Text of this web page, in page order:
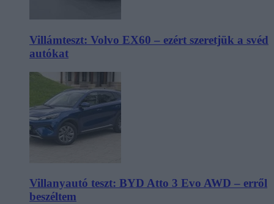
Villámteszt: Volvo EX60 – ezért szeretjük a svéd
autókat
Villanyautó teszt: BYD Atto 3 Evo AWD – erről
beszéltem